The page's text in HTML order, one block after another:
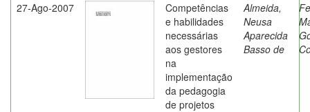
27-Ago-2007
Competências
e habilidades
necessárias
aos gestores
na
implementação
da pedagogia
de projetos
Almeida,
Neusa
Aparecida
Basso de